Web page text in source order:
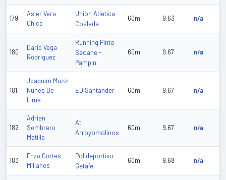
179
Asier Vera
Chico
Union Atletica
Coslada
60m 9.63 n/a
180
Dario Vega
Rodriguez
Running Pinto
Seoane -
Pampin
60m 9.67 n/a
181
Joaquim Muzzi
Nunes De
Lima
ED Santander 60m 9.67 n/a
182
Adrian
Sombrero
Matilla
At.
Arroyomolinos
60m 9.67 n/a
183
Enzo Cortes
Millanes
Polideportivo
Getafe
60m 9.68 n/a